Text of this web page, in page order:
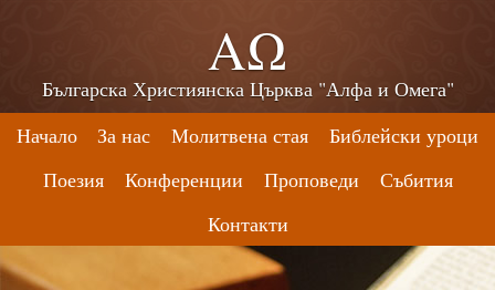
ΑΩ
Българска Християнска Църква "Алфа и Омега"
Начало
За нас Молитвена стая
Библейски уроци
Поезия
Конференции Проповеди
Събития
Контакти